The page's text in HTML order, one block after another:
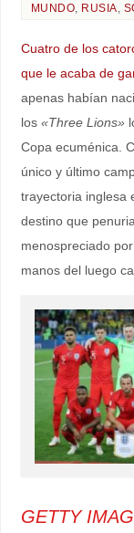
MUNDO, RUSIA,
Cuatro de los
que le acaba de
apenas habían
los «Three Lions»
Copa ecuménica.
único y último
trayectoria inglesa
destino que
menospreciado
manos del luego
GETTY